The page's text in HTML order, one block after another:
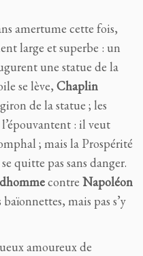
amertume cette fois,
large et superbe : un
une statue de la
se lève, Chaplin
de la statue ; les
: il veut
; mais la Prospérité
quitte pas sans danger.
contre Napoléon
mais pas s’y
amoureux de